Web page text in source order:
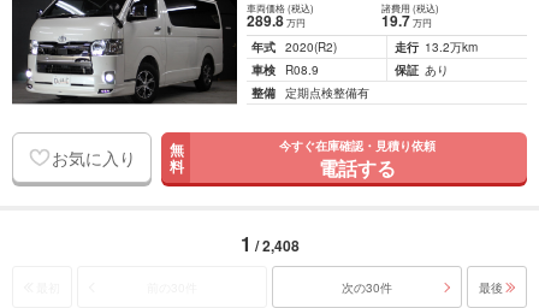
車両価格(税込)
289.8万円
諸費用 (税込)
19.7 万円
年式 2020(R2) 走行 13.2万km
車検
R08.9 保証 あり
整備 定期点検整備有
お気に入り 無
料
今すぐ在庫確認・見積り依頼
電話する
1 / 2,408
次の30件 最後